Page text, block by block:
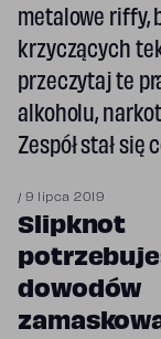
metalowe riffy,
krzyczących
przeczytaj te
alkoholu,
Zespół stał
/ 9 lipca 2019